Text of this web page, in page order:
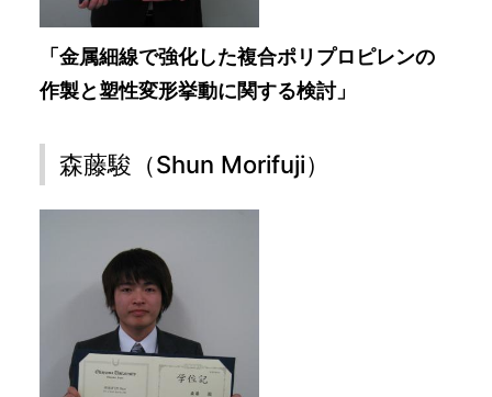
「金属細線で強化した複合ポリプロピレンの
作製と塑性変形挙動に関する検討」
森藤駿（Shun Morifuji）